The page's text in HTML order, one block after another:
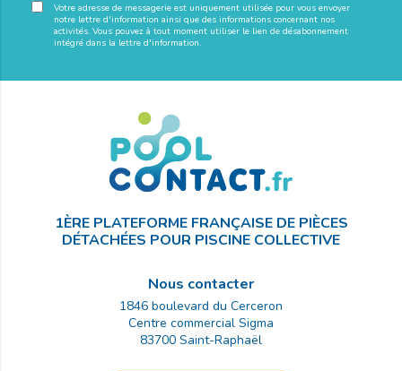
Votre adresse de messagerie est uniquement utilisée pour vous envoyer
notre lettre d'information ainsi que des informations concernant nos
activités. Vous pouvez à tout moment utiliser le lien de désabonnement
intégré dans la lettre d'information.
1ÈRE PLATEFORME FRANÇAISE DE PIÈCES
DÉTACHÉES POUR PISCINE COLLECTIVE
Nous contacter
1846 boulevard du Cerceron
Centre commercial Sigma
83700 Saint-Raphaël